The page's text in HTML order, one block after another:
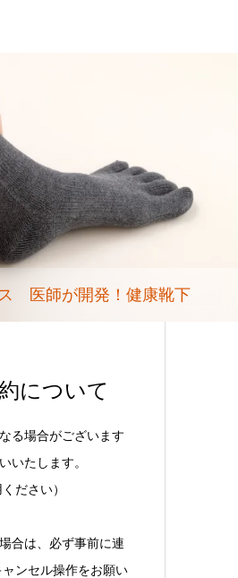
医師が開発！健康靴下
について
る場合がございます
いたします。
ださい）
合は、必ず事前に連
ンセル操作をお願い